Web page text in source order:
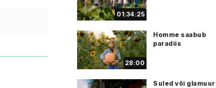
01:34:25
28:00
Homme saabub
paradiis
Suled või glamuur